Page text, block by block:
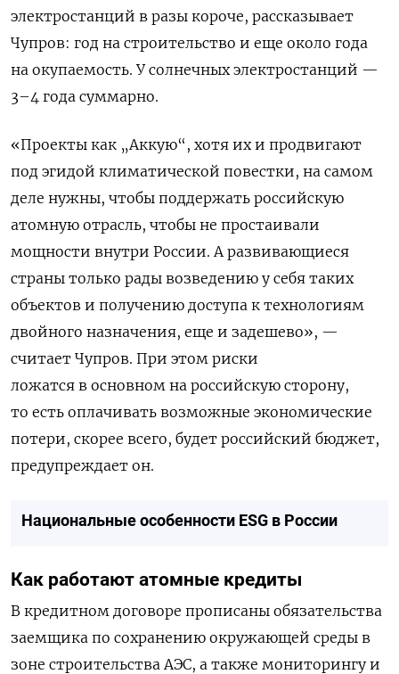
электростанций в разы короче, рассказывает
Чупров: год на строительство и еще около года
на окупаемость. У солнечных электростанций —
3–4 года суммарно.
«Проекты как „Аккую“, хотя их и продвигают
под эгидой климатической повестки, на самом
деле нужны, чтобы поддержать российскую
атомную отрасль, чтобы не простаивали
мощности внутри России. А развивающиеся
страны только рады возведению у себя таких
объектов и получению доступа к технологиям
двойного назначения, еще и задешево», —
считает Чупров. При этом риски
ложатся в основном на российскую сторону,
то есть оплачивать возможные экономические
потери, скорее всего, будет российский бюджет,
предупреждает он.
Национальные особенности ESG в России
Как работают атомные кредиты
В кредитном договоре прописаны обязательства
заемщика по сохранению окружающей среды в
зоне строительства АЭС, а также мониторингу и